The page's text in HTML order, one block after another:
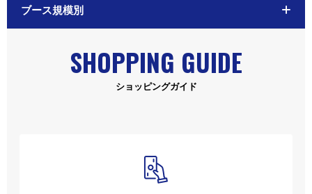
ブース規模別
SHOPPING GUIDE
ショッピングガイド